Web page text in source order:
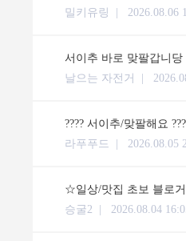
밀키유링 | 2026.08.06
서이추 바로 맞팔갑니당
날으는 자전거 |
???? 서이추/맞팔해요
라푸푸드 | 2026.08.05
☆일상/맛집 초보 블로
승굴2 | 2026.08.04